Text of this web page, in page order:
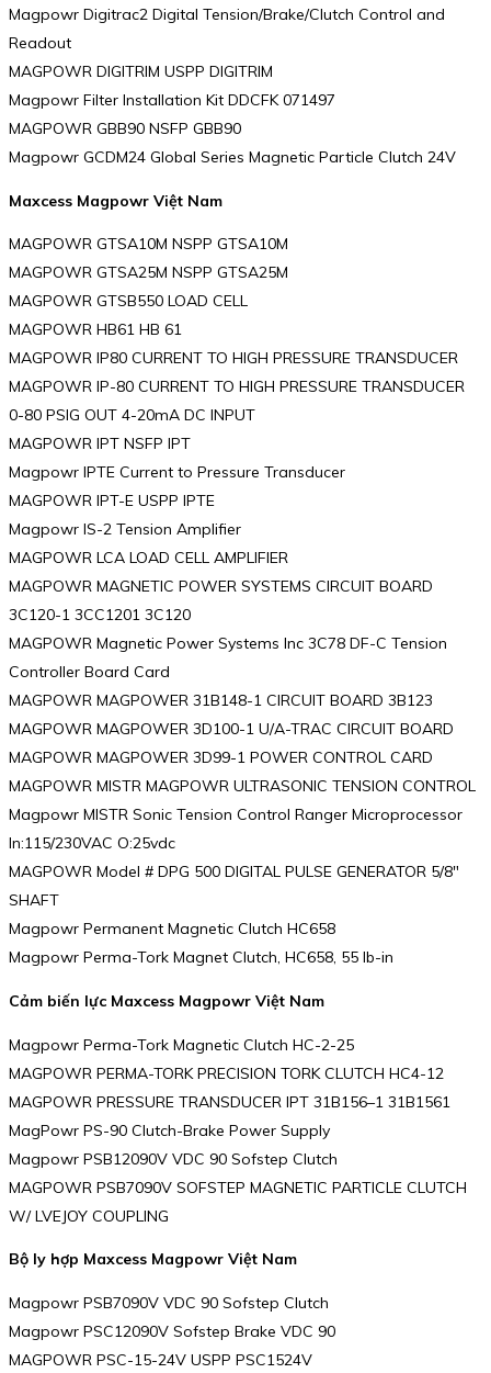
Magpowr Digitrac2 Digital Tension/Brake/Clutch Control and
Readout
MAGPOWR DIGITRIM USPP DIGITRIM
Magpowr Filter Installation Kit DDCFK 071497
MAGPOWR GBB90 NSFP GBB90
Magpowr GCDM24 Global Series Magnetic Particle Clutch 24V
Maxcess Magpowr Việt Nam
MAGPOWR GTSA10M NSPP GTSA10M
MAGPOWR GTSA25M NSPP GTSA25M
MAGPOWR GTSB550 LOAD CELL
MAGPOWR HB61 HB 61
MAGPOWR IP80 CURRENT TO HIGH PRESSURE TRANSDUCER
MAGPOWR IP-80 CURRENT TO HIGH PRESSURE TRANSDUCER
0-80 PSIG OUT 4-20mA DC INPUT
MAGPOWR IPT NSFP IPT
Magpowr IPTE Current to Pressure Transducer
MAGPOWR IPT-E USPP IPTE
Magpowr IS-2 Tension Amplifier
MAGPOWR LCA LOAD CELL AMPLIFIER
MAGPOWR MAGNETIC POWER SYSTEMS CIRCUIT BOARD
3C120-1 3CC1201 3C120
MAGPOWR Magnetic Power Systems Inc 3C78 DF-C Tension
Controller Board Card
MAGPOWR MAGPOWER 31B148-1 CIRCUIT BOARD 3B123
MAGPOWR MAGPOWER 3D100-1 U/A-TRAC CIRCUIT BOARD
MAGPOWR MAGPOWER 3D99-1 POWER CONTROL CARD
MAGPOWR MISTR MAGPOWR ULTRASONIC TENSION CONTROL
Magpowr MISTR Sonic Tension Control Ranger Microprocessor
In:115/230VAC O:25vdc
MAGPOWR Model # DPG 500 DIGITAL PULSE GENERATOR 5/8″
SHAFT
Magpowr Permanent Magnetic Clutch HC658
Magpowr Perma-Tork Magnet Clutch, HC658, 55 lb-in
Cảm biến lực Maxcess Magpowr Việt Nam
Magpowr Perma-Tork Magnetic Clutch HC-2-25
MAGPOWR PERMA-TORK PRECISION TORK CLUTCH HC4-12
MAGPOWR PRESSURE TRANSDUCER IPT 31B156–1 31B1561
MagPowr PS-90 Clutch-Brake Power Supply
Magpowr PSB12090V VDC 90 Sofstep Clutch
MAGPOWR PSB7090V SOFSTEP MAGNETIC PARTICLE CLUTCH
W/ LVEJOY COUPLING
Bộ ly hợp Maxcess Magpowr Việt Nam
Magpowr PSB7090V VDC 90 Sofstep Clutch
Magpowr PSC12090V Sofstep Brake VDC 90
MAGPOWR PSC-15-24V USPP PSC1524V